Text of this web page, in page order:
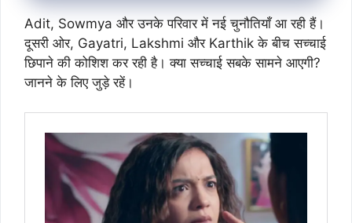
Adit, Sowmya और उनके परिवार में नई चुनौतियाँ आ रही हैं।
दूसरी ओर, Gayatri, Lakshmi और Karthik के बीच सच्चाई
छिपाने की कोशिश कर रही है। क्या सच्चाई सबके सामने आएगी?
जानने के लिए जुड़े रहें।